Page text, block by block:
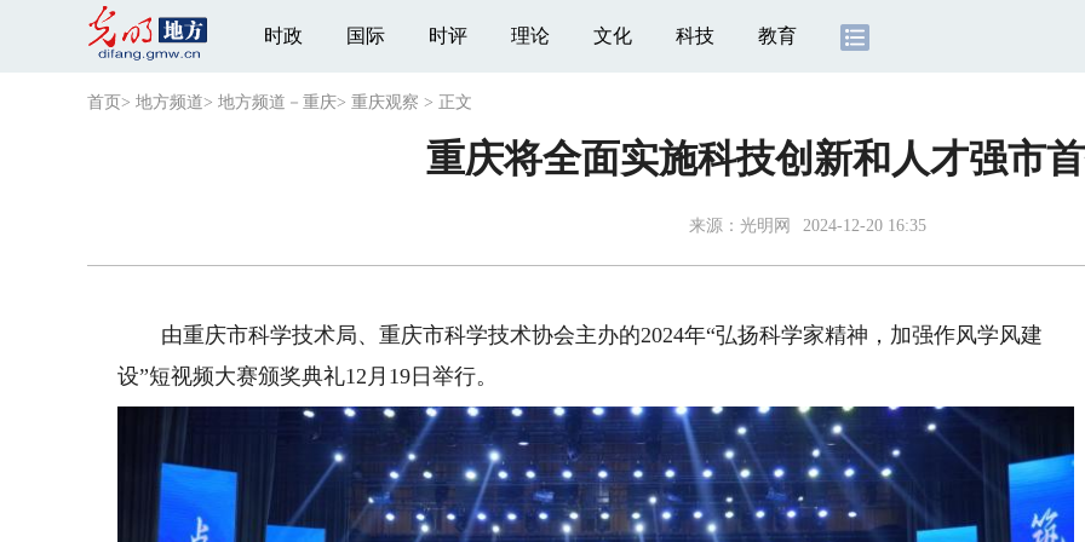
时政 国际 时评 理论 文化 科技 教育
首页 > 地方频道> 地方频道－重庆> 重庆观察 > 正文
重庆将全面实施科技创新和人才强市
来源： 光明网 2024-12-20 16:35
由重庆市科学技术局、重庆市科学技术协会主办的2024年“弘扬科学家精神，加强作风学风建
设”短视频大赛颁奖典礼12月19日举行。